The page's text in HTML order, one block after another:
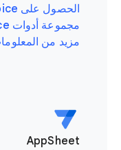
مجموعة أدوات Google Workspace
مزيد من
AppSheet